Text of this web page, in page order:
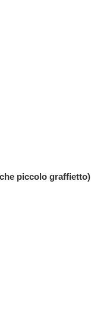
piccolo graffietto)